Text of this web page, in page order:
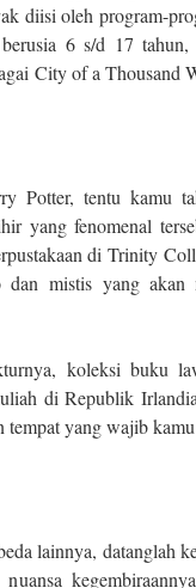
diisi oleh program-
6 s/d 17
City of a Thousand
Potter, tentu kamu
yang fenomenal
di Trinity
mistis yang akan
koleksi buku
di Republik
yang wajib
lainnya, datanglah